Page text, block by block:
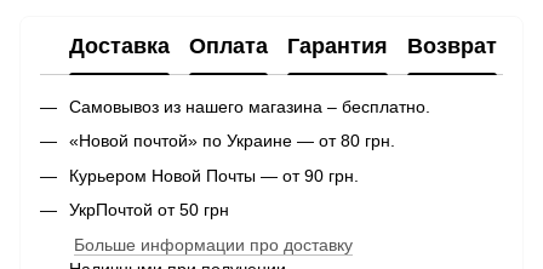
Доставка Оплата Гарантия Возврат
Самовывоз из нашего магазина – бесплатно.
«Новой почтой» по Украине — от 80 грн.
Курьером Новой Почты — от 90 грн.
УкрПочтой от 50 грн
Больше информации про доставку